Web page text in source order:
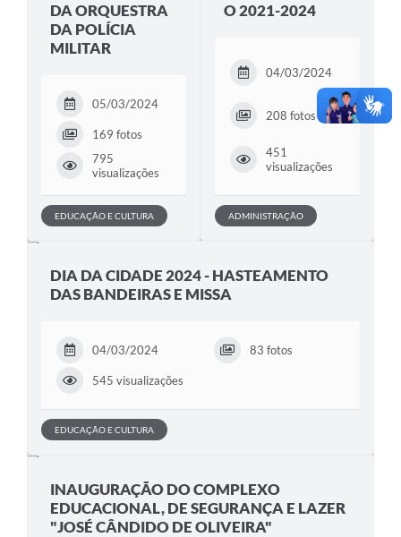
DA ORQUESTRA
DA POLÍCIA
MILITAR
05/03/2024
169 fotos
795
visualizações
EDUCAÇÃO E CULTURA
O 2021-2024
04/03/2024
208 fotos
451
visualizações
ADMINISTRAÇÃO
DIA DA CIDADE 2024 - HASTEAMENTO
DAS BANDEIRAS E MISSA
04/03/2024 83 fotos
545 visualizações
EDUCAÇÃO E CULTURA
INAUGURAÇÃO DO COMPLEXO
EDUCACIONAL, DE SEGURANÇA E LAZER
"JOSÉ CÂNDIDO DE OLIVEIRA"